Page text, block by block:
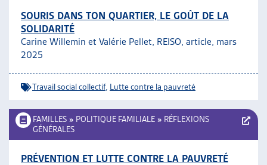
SOURIS DANS TON QUARTIER, LE GOÛT DE LA
SOLIDARITÉ
Carine Willemin et Valérie Pellet, REISO, article, mars
2025
Travail social collectif, Lutte contre la pauvreté
FAMILLES » POLITIQUE FAMILIALE » RÉFLEXIONS
GÉNÉRALES
PRÉVENTION ET LUTTE CONTRE LA PAUVRETÉ